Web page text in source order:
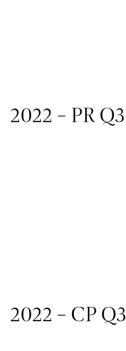
2022 – PR Q3
2022 – CP Q3